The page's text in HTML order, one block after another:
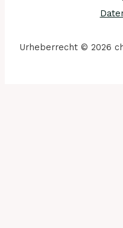
Urheberrecht © 2026